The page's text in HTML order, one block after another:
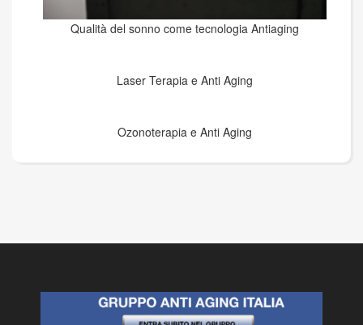
Qualità del sonno come tecnologia Antiaging
Laser Terapia e Anti Aging
Ozonoterapia e Anti Aging